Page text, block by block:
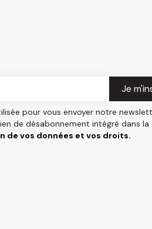
pour vous envoyer notre
de désabonnement intégré dans la
de vos données et vos droits.